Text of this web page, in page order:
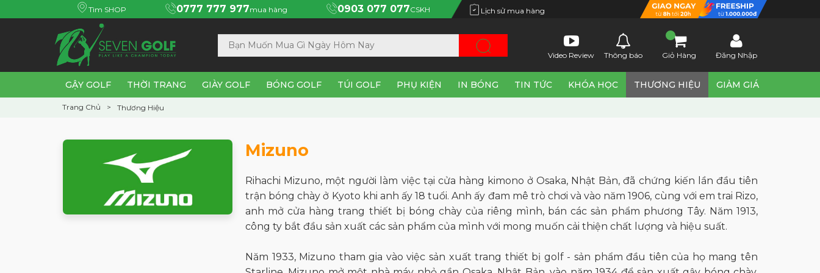
Tìm SHOP 0777 777 977mua hàng 0903 077 077CSKH Lịch sử mua hàng
Video Review Thông báo Giỏ Hàng Đăng Nhập
GẬY GOLF THỜI TRANG GIÀY GOLF BÓNG GOLF TÚI GOLF PHỤ KIỆN IN BÓNG TIN TỨC KHÓA HỌC THƯƠNG HIỆU GIẢM GIÁ
Trang Chủ Thương Hiệu
Mizuno
Rihachi Mizuno, một người làm việc tại cửa hàng kimono ở Osaka, Nhật Bản, đã chứng kiến lần đầu tiên
trận bóng chày ở Kyoto khi anh ấy 18 tuổi. Anh ấy đam mê trò chơi và vào năm 1906, cùng với em trai Rizo,
anh mở cửa hàng trang thiết bị bóng chày của riêng mình, bán các sản phẩm phương Tây. Năm 1913,
công ty bắt đầu sản xuất các sản phẩm của mình với mong muốn cải thiện chất lượng và hiệu suất.
Năm 1933, Mizuno tham gia vào việc sản xuất trang thiết bị golf - sản phẩm đầu tiên của họ mang tên